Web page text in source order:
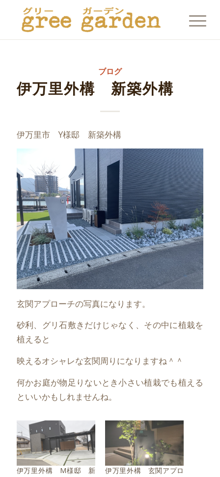
ブログ
伊万里外構 新築外構
伊万里市 Y様邸 新築外構
玄関アプローチの写真になります。
砂利、グリ石敷きだけじゃなく、その中に植栽を
植えると
映えるオシャレな玄関周りになりますね＾＾
何かお庭が物足りないとき小さい植栽でも植える
といいかもしれませんね。
伊万里外構 M様邸 新
伊万里外構 玄関アプロ